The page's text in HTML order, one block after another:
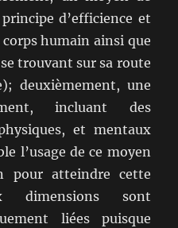
d’efficience et
humain ainsi que
trouvant sur sa route
deuxièmement, une
incluant des
et mentaux
l’usage de ce moyen
pour atteindre cette
dimensions sont
liées puisque